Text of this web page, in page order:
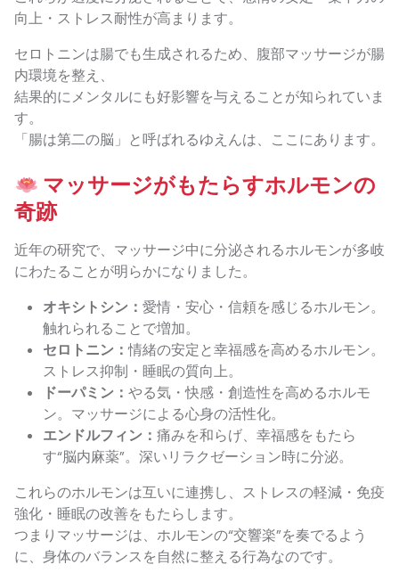
向上・ストレス耐性が高まります。
セロトニンは腸でも生成されるため、腹部マッサージが腸
内環境を整え、
結果的にメンタルにも好影響を与えることが知られていま
す。
「腸は第二の脳」と呼ばれるゆえんは、ここにあります。
マッサージがもたらすホルモンの
奇跡
近年の研究で、マッサージ中に分泌されるホルモンが多岐
にわたることが明らかになりました。
オキシトシン： 愛情・安心・信頼を感じるホルモン。
触れられることで増加。
セロトニン：情緒の安定と幸福感を高めるホルモン。
ストレス抑制・睡眠の質向上。
ドーパミン： やる気・快感・創造性を高めるホルモ
ン。マッサージによる心身の活性化。
エンドルフィン： 痛みを和らげ、幸福感をもたら
す“脳内麻薬”。深いリラクゼーション時に分泌。
これらのホルモンは互いに連携し、ストレスの軽減・免疫
強化・睡眠の改善をもたらします。
つまりマッサージは、ホルモンの“交響楽”を奏でるよう
に、身体のバランスを自然に整える行為なのです。